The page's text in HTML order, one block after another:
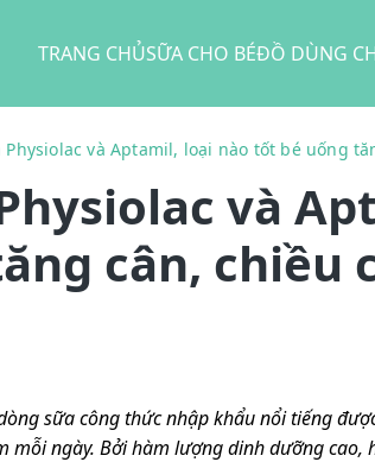
TRANG CHỦSỮA CHO BÉĐỒ DÙNG
Physiolac và Aptamil, loại nào tốt bé uống
và
cân, chiều
sữa công thức nhập khẩu nổi tiếng
mỗi ngày. Bởi hàm lượng dinh dưỡng cao,